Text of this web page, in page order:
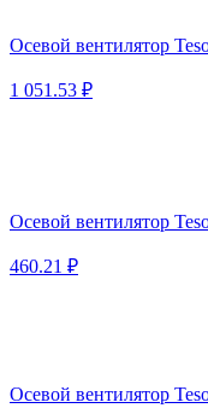
Осевой вентилятор
1 051.53 ₽
Осевой вентилятор
460.21 ₽
Осевой вентилятор